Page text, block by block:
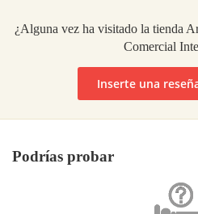
¿Alguna vez ha visitado la tienda
Comercial
Inserte una
Podrías probar